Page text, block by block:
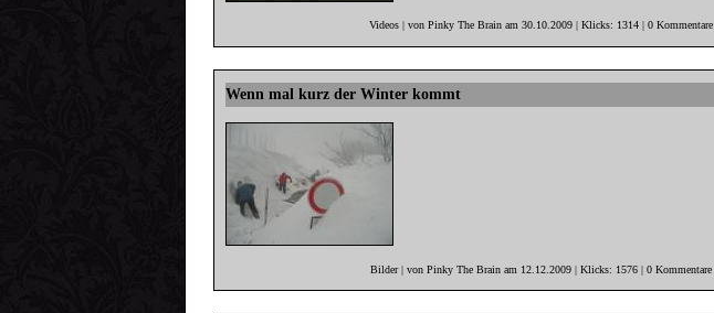
Videos | von Pinky The Brain am 30.10.2009 | Klicks: 1314 | 0 Kommentare
Wenn mal kurz der Winter kommt
Bilder | von Pinky The Brain am 12.12.2009 | Klicks: 1576 | 0 Kommentare